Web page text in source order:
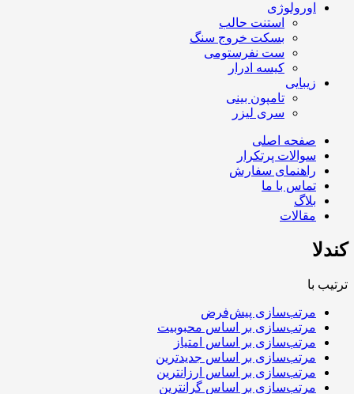
اورولوژی
استنت حالب
بسکت خروج سنگ
ست نفرستومی
کیسه ادرار
زیبایی
تامپون بینی
سری لیزر
صفحه اصلی
سوالات پرتکرار
راهنمای سفارش
تماس با ما
بلاگ
مقالات
کندلا
ترتیب با
مرتب‌سازی پیش‌فرض
مرتب‌سازی بر اساس محبوبیت
مرتب‌سازی بر اساس امتیاز
مرتب‌سازی بر اساس جدیدترین
مرتب‌سازی بر اساس ارزانترین
مرتب‌سازی بر اساس گرانترین